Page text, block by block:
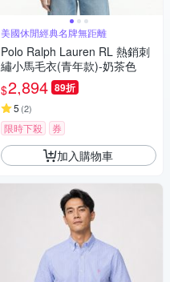
美國休閒經典名牌無距離
Polo Ralph Lauren RL 熱銷刺
繡小馬毛衣(青年款)-奶茶色
$2,894 89折
5 (2)
限時下殺 券
加入購物車